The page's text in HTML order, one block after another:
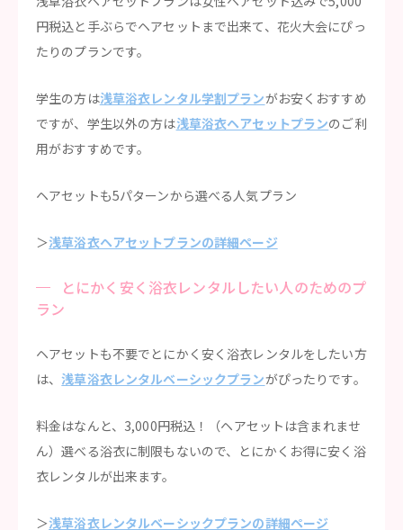
円税込と手ぶらでヘアセットまで出来て、花火大会にぴっ
たりのプランです。
学生の方は浅草浴衣レンタル学割プランがお安くおすすめ
ですが、学生以外の方は浅草浴衣ヘアセットプランのご利
用がおすすめです。
ヘアセットも5パターンから選べる人気プラン
＞浅草浴衣ヘアセットプランの詳細ページ
とにかく安く浴衣レンタルしたい人のためのプ
ラン
ヘアセットも不要でとにかく安く浴衣レンタルをしたい方
は、浅草浴衣レンタルベーシックプランがぴったりです。
料金はなんと、3,000円税込！（ヘアセットは含まれませ
ん）選べる浴衣に制限もないので、とにかくお得に安く浴
衣レンタルが出来ます。
＞浅草浴衣レンタルベーシックプランの詳細ページ